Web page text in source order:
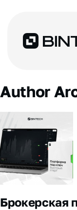
Author
Брокерская